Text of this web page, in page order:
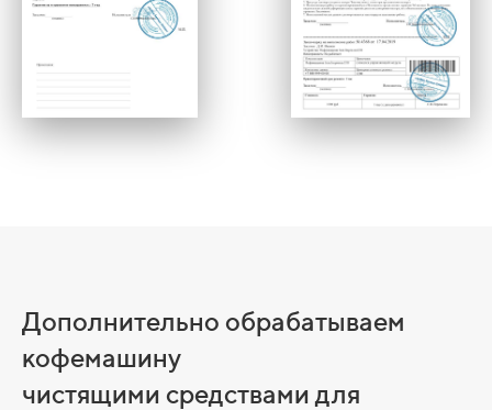
Дополнительно обрабатываем
кофемашину
чистящими средствами для